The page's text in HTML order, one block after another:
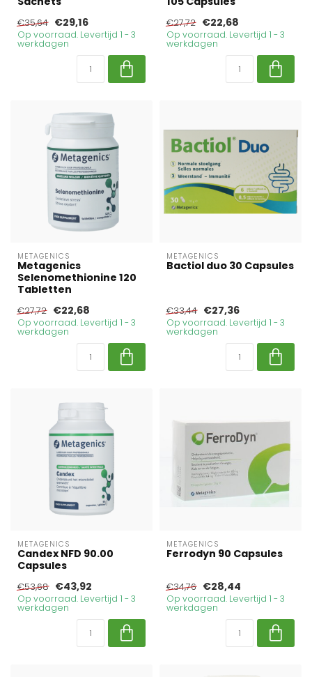
€35,64 €29,16
Op voorraad. Levertijd 1 - 3
werkdagen
€27,72 €22,68
Op voorraad. Levertijd 1 - 3
werkdagen
METAGENICS
Metagenics
Selenomethionine 120
Tabletten
€27,72 €22,68
Op voorraad. Levertijd 1 - 3
werkdagen
METAGENICS
Bactiol duo 30 Capsules
€33,44 €27,36
Op voorraad. Levertijd 1 - 3
werkdagen
METAGENICS
Candex NFD 90.00
Capsules
€53,68 €43,92
Op voorraad. Levertijd 1 - 3
werkdagen
METAGENICS
Ferrodyn 90 Capsules
€34,76 €28,44
Op voorraad. Levertijd 1 - 3
werkdagen